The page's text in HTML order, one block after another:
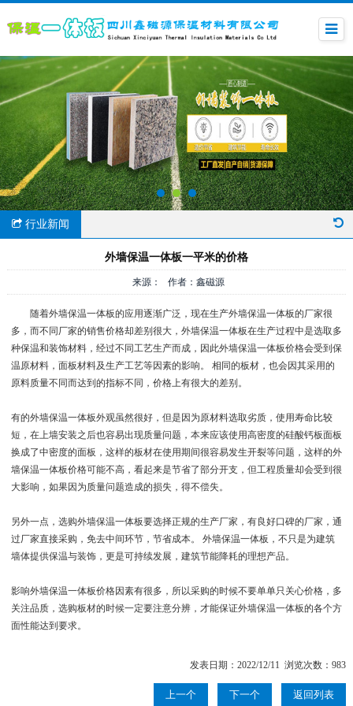
行业新闻
外墙保温一体板一平米的价格
来源： 作者：鑫磁源
随着外墙保温一体板的应用逐渐广泛，现在生产外墙保温一体板的厂家很
多，而不同厂家的销售价格却差别很大，外墙保温一体板在生产过程中是选取多
种保温和装饰材料，经过不同工艺生产而成，因此外墙保温一体板价格会受到保
温原材料，面板材料及生产工艺等因素的影响。 相同的板材，也会因其采用的
原料质量不同而达到的指标不同，价格上有很大的差别。
有的外墙保温一体板外观虽然很好，但是因为原材料选取劣质，使用寿命比较
短，在上墙安装之后也容易出现质量问题，本来应该使用高密度的硅酸钙板面板
换成了中密度的面板，这样的板材在使用期间很容易发生开裂等问题，这样的外
墙保温一体板价格可能不高，看起来是节省了部分开支，但工程质量却会受到很
大影响，如果因为质量问题造成的损失，得不偿失。
另外一点，选购外墙保温一体板要选择正规的生产厂家，有良好口碑的厂家，通
过厂家直接采购，免去中间环节，节省成本。 外墙保温一体板，不只是为建筑
墙体提供保温与装饰，更是可持续发展，建筑节能降耗的理想产品。
影响外墙保温一体板价格因素有很多，所以采购的时候不要单单只关心价格，多
关注品质，选购板材的时候一定要注意分辨，才能保证外墙保温一体板的各个方
面性能达到要求。
发表日期：2022/12/11 浏览次数：983
上一个 下一个 返回列表